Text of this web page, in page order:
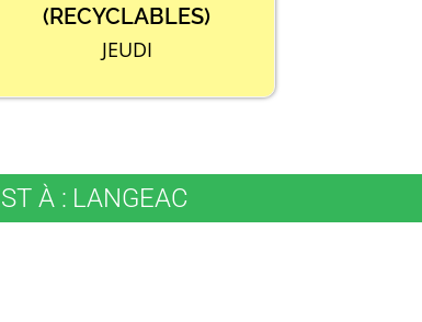
(RECYCLABLES)
JEUDI
À : LANGEAC